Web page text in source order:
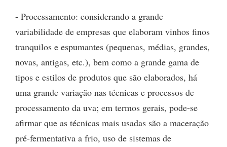
- Processamento: considerando a grande
variabilidade de empresas que elaboram vinhos finos
tranquilos e espumantes (pequenas, médias, grandes,
novas, antigas, etc.), bem como a grande gama de
tipos e estilos de produtos que são elaborados, há
uma grande variação nas técnicas e processos de
processamento da uva; em termos gerais, pode-se
afirmar que as técnicas mais usadas são a maceração
pré-fermentativa a frio, uso de sistemas de